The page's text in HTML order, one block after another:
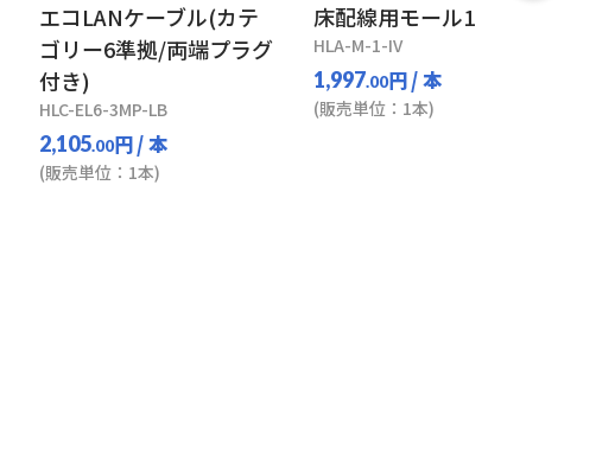
エコLANケーブル(カテ
ゴリー6準拠/両端プラグ
付き)
HLC-EL6-3MP-LB
2,105.00円/ 本
(販売単位：1本)
床配線用モール1
HLA-M-1-IV
1,997.00円/ 本
(販売単位：1本)